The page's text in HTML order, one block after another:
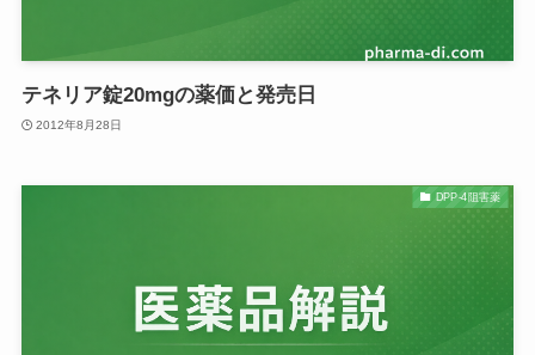
テネリア錠20mgの薬価と発売日
2012年8月28日
DPP-4阻害薬